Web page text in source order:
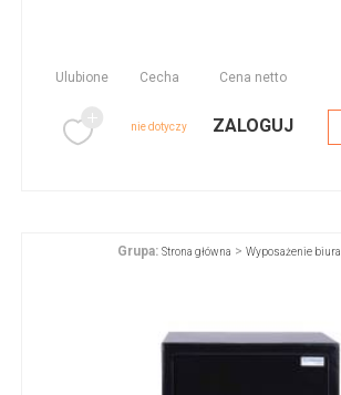
Ulubione Cecha Cena netto
nie dotyczy ZALOGUJ
Grupa: Strona główna > Wyposażenie biura